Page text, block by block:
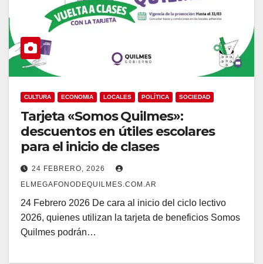
CULTURA ECONOMIA LOCALES POLÍTICA SOCIEDAD
Tarjeta «Somos Quilmes»:
descuentos en útiles escolares
para el inicio de clases
24 FEBRERO, 2026
ELMEGAFONODEQUILMES.COM.AR
24 Febrero 2026 De cara al inicio del ciclo lectivo
2026, quienes utilizan la tarjeta de beneficios Somos
Quilmes podrán…